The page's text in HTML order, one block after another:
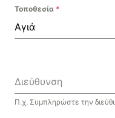
Τοποθεσία *
Αγιά
Διεύθυνση
Π.χ. Συμπληρώστε την